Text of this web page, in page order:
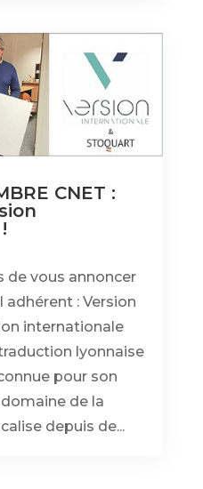
CNET :
de vous annoncer
adhérent : Version
internationale
lyonnaise
pour son
de la
depuis de...